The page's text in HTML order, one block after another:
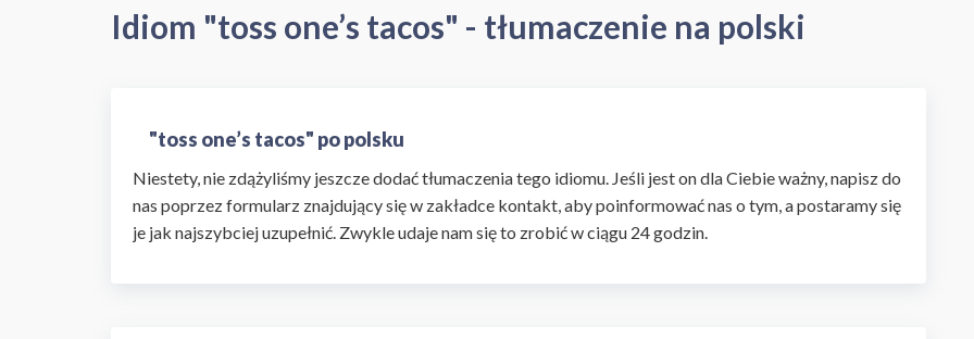
Idiom "toss one’s tacos" - tłumaczenie na polski
"toss one’s tacos" po polsku
Niestety, nie zdążyliśmy jeszcze dodać tłumaczenia tego idiomu. Jeśli jest on dla Ciebie ważny, napisz do
nas poprzez formularz znajdujący się w zakładce kontakt, aby poinformować nas o tym, a postaramy się
je jak najszybciej uzupełnić. Zwykle udaje nam się to zrobić w ciągu 24 godzin.